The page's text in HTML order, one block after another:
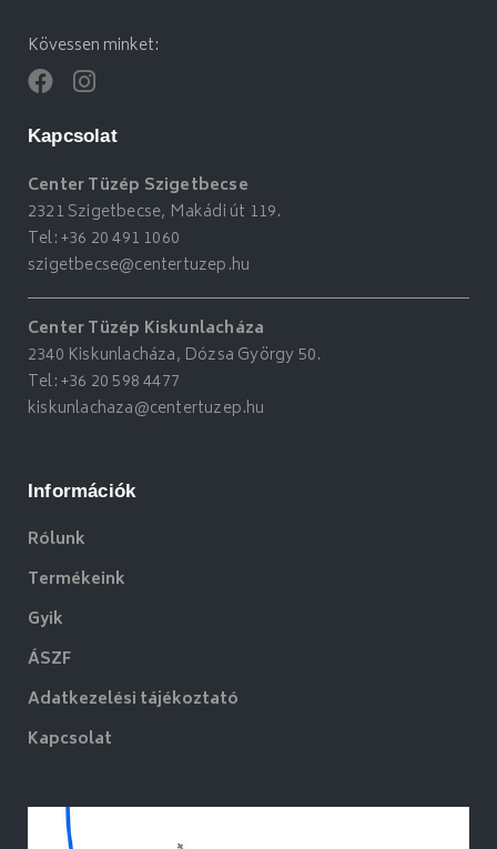
Kövessen minket:
Kapcsolat
Center Tüzép Szigetbecse
2321 Szigetbecse, Makádi út 119.
Tel:+36 20 491 1060
szigetbecse@centertuzep.hu
Center Tüzép Kiskunlacháza
2340 Kiskunlacháza, Dózsa György 50.
Tel:+36 20 598 4477
kiskunlachaza@centertuzep.hu
Információk
Rólunk
Termékeink
Gyik
ÁSZF
Adatkezelési tájékoztató
Kapcsolat